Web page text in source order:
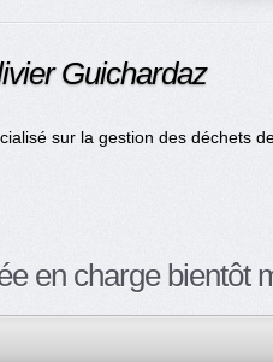
Guichardaz
sur la gestion des déchets
en charge bientôt